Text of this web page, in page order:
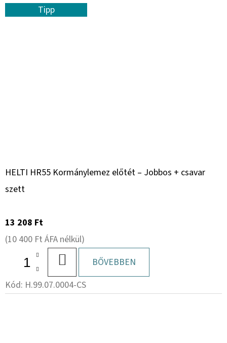
Tipp
HELTI HR55 Kormánylemez előtét – Jobbos + csavar
szett
13 208 Ft
(10 400 Ft ÁFA nélkül)
KOSÁRBABŐVEBBEN
Kód: H.99.07.0004-CS